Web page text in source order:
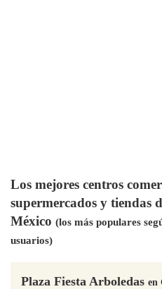
Los mejores centros
supermercados y tiendas
México (los más populares
usuarios)
Plaza Fiesta Arboledas en